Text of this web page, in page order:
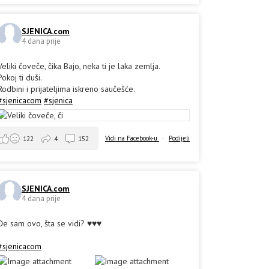
SJENICA.com
4 dana prije
čoveče, čika Bajo, neka ti je laka zemlja.
ti duši.
i prijateljima iskreno saučešće.
#sjenica
Vidi na Facebook-u · Podijeli
122 4 152
SJENICA.com
4 dana prije
sam ovo, šta se vidi? ♥️♥️♥️